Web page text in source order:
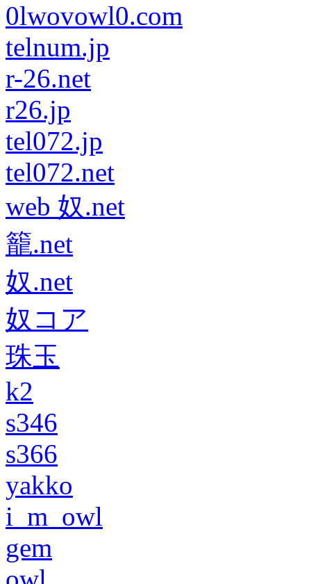
0lwovowl0.com
telnum.jp
r-26.net
r26.jp
tel072.jp
tel072.net
web 奴.net
籠.net
奴.net
奴コア
珠玉
k2
s346
s366
yakko
i_m_owl
gem